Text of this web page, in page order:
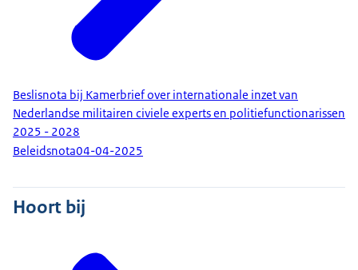
Beslisnota bij Kamerbrief over internationale inzet van
Nederlandse militairen civiele experts en politiefunctionarissen
2025 - 2028
Beleidsnota04-04-2025
Hoort bij